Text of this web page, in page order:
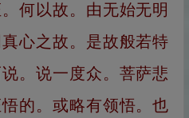
何以故。由无始无明
心之故。是故般若特
。说一度众。菩萨悲
的。或略有领悟。也